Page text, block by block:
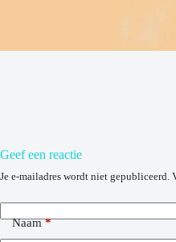
Geef een reactie
Je e-mailadres wordt niet gepubliceerd.
Naam*